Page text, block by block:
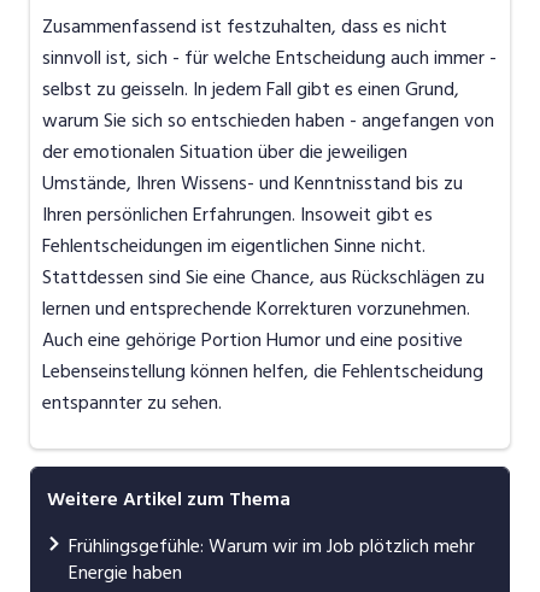
Zusammenfassend ist festzuhalten, dass es nicht
sinnvoll ist, sich - für welche Entscheidung auch immer -
selbst zu geisseln. In jedem Fall gibt es einen Grund,
warum Sie sich so entschieden haben - angefangen von
der emotionalen Situation über die jeweiligen
Umstände, Ihren Wissens- und Kenntnisstand bis zu
Ihren persönlichen Erfahrungen. Insoweit gibt es
Fehlentscheidungen im eigentlichen Sinne nicht.
Stattdessen sind Sie eine Chance, aus Rückschlägen zu
lernen und entsprechende Korrekturen vorzunehmen.
Auch eine gehörige Portion Humor und eine positive
Lebenseinstellung können helfen, die Fehlentscheidung
entspannter zu sehen.
Weitere Artikel zum Thema
Frühlingsgefühle: Warum wir im Job plötzlich mehr
Energie haben